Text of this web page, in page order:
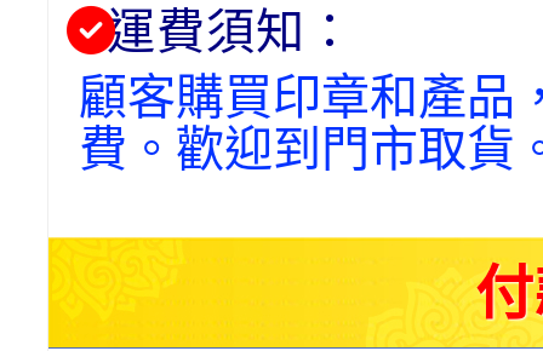
運費須知：
顧客購買印章和產品
費。歡迎到門市取貨